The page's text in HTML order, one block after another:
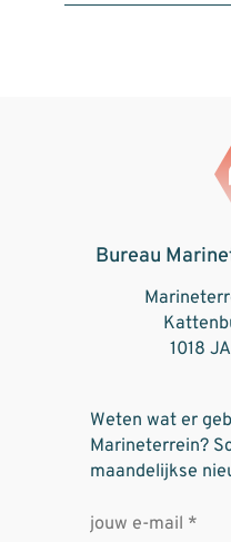
Bureau
1018
Weten wat er
Marineterrein?
maandelijkse